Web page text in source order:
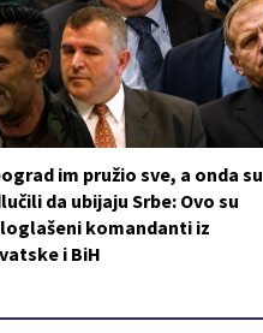
im pružio sve, a onda su
da ubijaju Srbe: Ovo su
komandanti iz
i BiH